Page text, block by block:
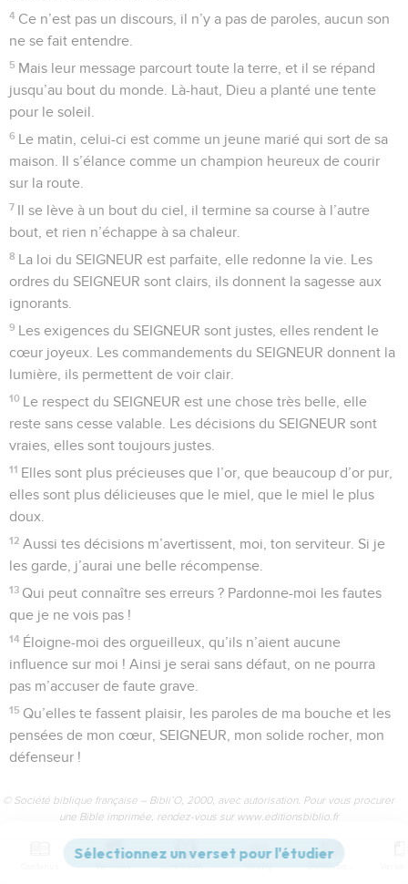
4 Ce n’est pas un discours, il n’y a pas de paroles, aucun son
ne se fait entendre.
5 Mais leur message parcourt toute la terre, et il se répand
jusqu’au bout du monde. Là-haut, Dieu a planté une tente
pour le soleil.
6 Le matin, celui-ci est comme un jeune marié qui sort de sa
maison. Il s’élance comme un champion heureux de courir
sur la route.
7 Il se lève à un bout du ciel, il termine sa course à l’autre
bout, et rien n’échappe à sa chaleur.
8 La loi du SEIGNEUR est parfaite, elle redonne la vie. Les
ordres du SEIGNEUR sont clairs, ils donnent la sagesse aux
ignorants.
9 Les exigences du SEIGNEUR sont justes, elles rendent le
cœur joyeux. Les commandements du SEIGNEUR donnent la
lumière, ils permettent de voir clair.
10 Le respect du SEIGNEUR est une chose très belle, elle
reste sans cesse valable. Les décisions du SEIGNEUR sont
vraies, elles sont toujours justes.
11 Elles sont plus précieuses que l’or, que beaucoup d’or pur,
elles sont plus délicieuses que le miel, que le miel le plus
doux.
12 Aussi tes décisions m’avertissent, moi, ton serviteur. Si je
les garde, j’aurai une belle récompense.
13 Qui peut connaître ses erreurs ? Pardonne-moi les fautes
que je ne vois pas !
14 Éloigne-moi des orgueilleux, qu’ils n’aient aucune
influence sur moi ! Ainsi je serai sans défaut, on ne pourra
pas m’accuser de faute grave.
15 Qu’elles te fassent plaisir, les paroles de ma bouche et les
pensées de mon cœur, SEIGNEUR, mon solide rocher, mon
défenseur !
© Société biblique française – Bibli’O, 2000, avec autorisation. Pour vous procurer
une Bible imprimée, rendez-vous sur www.editionsbiblio.fr
Versions Commentaires Strong